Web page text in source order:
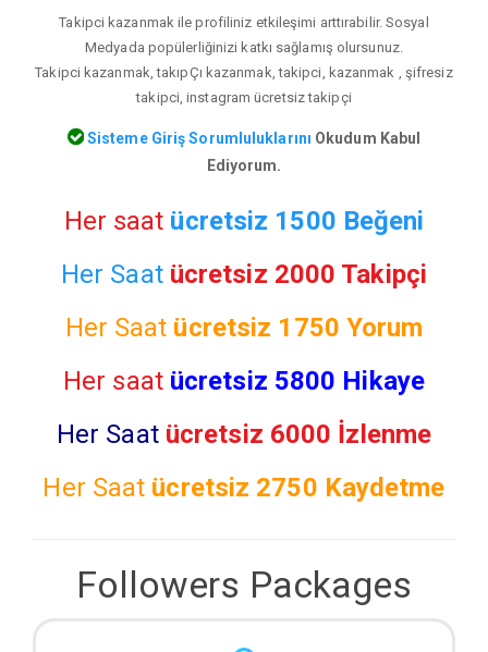
Takipci kazanmak ile profiliniz etkileşimi arttırabilir. Sosyal
Medyada popülerliğinizi katkı sağlamış olursunuz.
Takipci kazanmak, takıpÇı kazanmak, takipci, kazanmak , şifresiz
takipci, instagram ücretsiz takipçi
Sisteme Giriş Sorumluluklarını Okudum Kabul
Ediyorum.
Her saat ücretsiz 1500 Beğeni
Her Saat ücretsiz 2000 Takipçi
Her Saat ücretsiz 1750 Yorum
Her saat ücretsiz 5800 Hikaye
Her Saat ücretsiz 6000 İzlenme
Her Saat ücretsiz 2750 Kaydetme
Followers Packages